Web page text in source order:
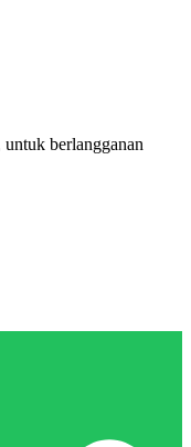
berlangganan